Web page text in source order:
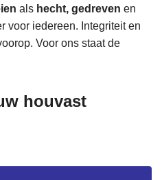
als hecht, gedreven en
voor iedereen. Integriteit en
Voor ons staat de
houvast